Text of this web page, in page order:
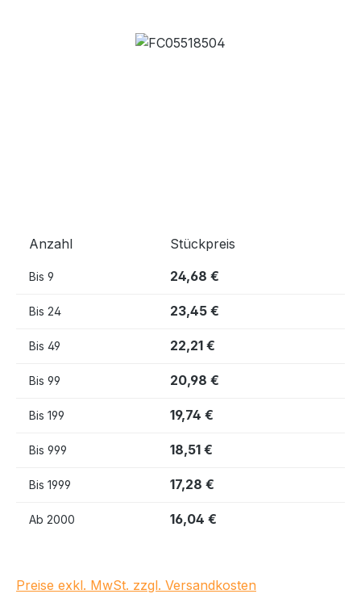
Bildergalerie überspringen
Anzahl Stückpreis
Bis 9 24,68 €
Bis 24 23,45 €
Bis 49 22,21 €
Bis 99 20,98 €
Bis 199 19,74 €
Bis 999 18,51 €
Bis 1999 17,28 €
Ab 2000 16,04 €
Preise exkl. MwSt. zzgl. Versandkosten